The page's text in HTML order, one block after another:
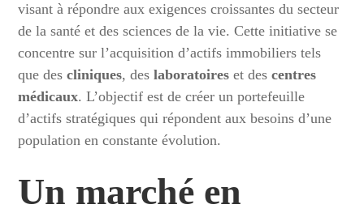
visant à répondre aux exigences croissantes du secteur
de la santé et des sciences de la vie. Cette initiative se
concentre sur l’acquisition d’actifs immobiliers tels
que descliniques, deslaboratoires et descentres
médicaux. L’objectif est de créer un portefeuille
d’actifs stratégiques qui répondent aux besoins d’une
population en constante évolution.
Un marché en